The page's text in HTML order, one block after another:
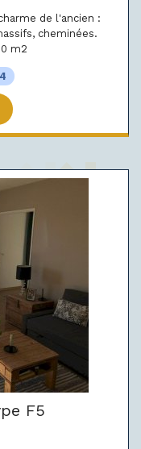
de l'ancien :
cheminées.
m2
F5